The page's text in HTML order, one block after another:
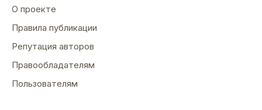
— рассказ «Координаты смерти» (1991).
Член Союза Писателей России и
Ладыженский Олег Семенович. Родился
23 марта 1963 г. в г. Харькове. В 1980 г.,
О проекте
Правила публикации
Репутация авторов
Правообладателям
Пользователям